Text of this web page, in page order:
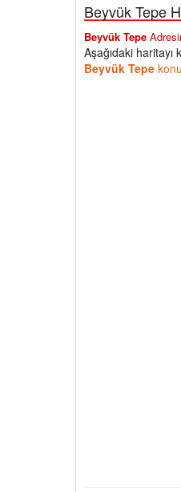
Beyvük Tepe
Beyvük Tepe
Aşağıdaki haritayı
Beyvük Tepe